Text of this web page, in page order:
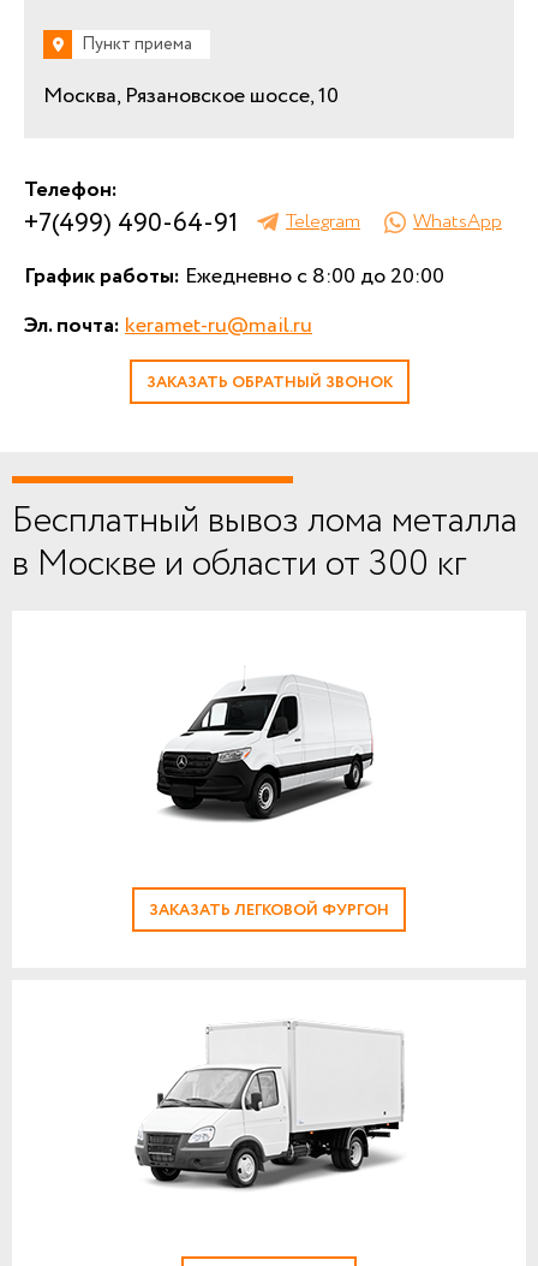
Пункт приема
Москва, Рязановское шоссе, 10
Телефон:
+7(499) 490-64-91 Telegram WhatsApp
График работы: Ежедневно с 8:00 до 20:00
Эл. почта:keramet-ru@mail.ru
ЗАКАЗАТЬ ОБРАТНЫЙ ЗВОНОК
Бесплатный вывоз лома металла
в Москве и области от 300 кг
ЗАКАЗАТЬ ЛЕГКОВОЙ ФУРГОН